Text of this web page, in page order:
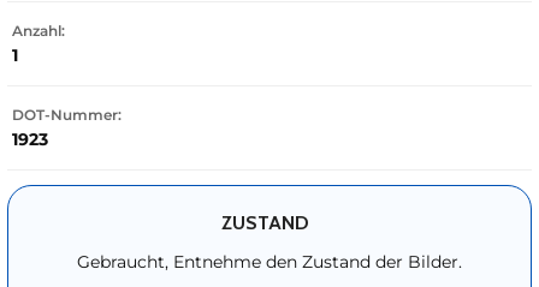
Anzahl:
1
DOT-Nummer:
1923
ZUSTAND
Gebraucht, Entnehme den Zustand der Bilder.